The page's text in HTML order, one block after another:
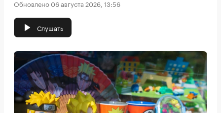
Обновлено 06 августа 2026, 13:56
Слушать